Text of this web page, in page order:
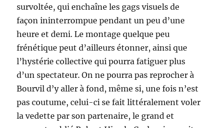
survoltée, qui enchaîne les gags visuels de
façon ininterrompue pendant un peu d’une
heure et demi. Le montage quelque peu
frénétique peut d’ailleurs étonner, ainsi que
l’hystérie collective qui pourra fatiguer plus
d’un spectateur. On ne pourra pas reprocher à
Bourvil d’y aller à fond, même si, une fois n’est
pas coutume, celui-ci se fait littéralement voler
la vedette par son partenaire, le grand et